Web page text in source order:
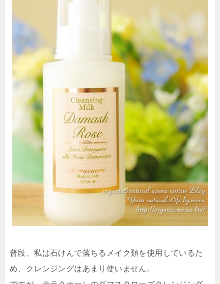
普段、私は石けんで落ちるメイク類を使用しているた
め、クレンジングはあまり使いません。